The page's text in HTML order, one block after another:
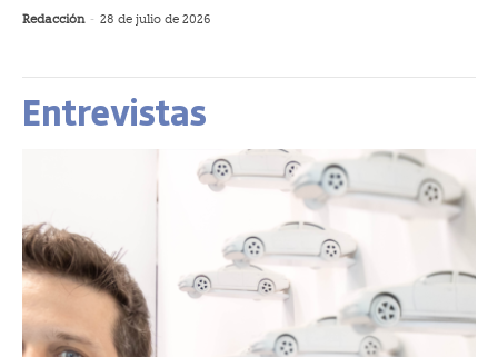
Redacción - 28 de julio de 2026
Entrevistas